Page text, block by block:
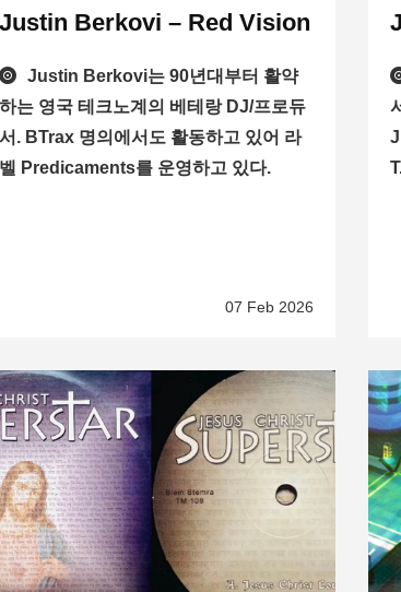
Justin Berkovi – Red Vision
Justin Berkovi는 90년대부터 활약
하는 영국 테크노계의 베테랑 DJ/프로듀
서. BTrax 명의에서도 활동하고 있어 라
벨 Predicaments를 운영하고 있다.
07 Feb 2026